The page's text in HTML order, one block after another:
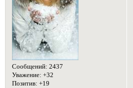
Сообщений: 2437
Уважение: +32
Позитив: +19